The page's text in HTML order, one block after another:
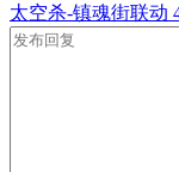
太空杀-镇魂街联动